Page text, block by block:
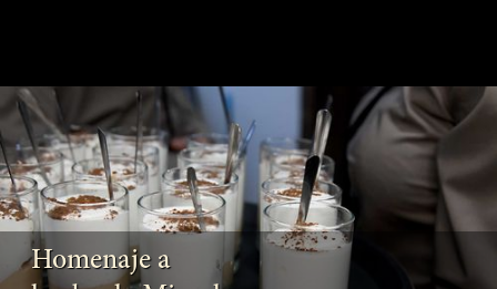
Homenaje a